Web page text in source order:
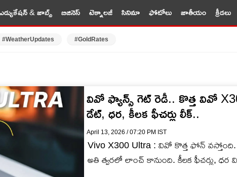
ఎడ్యుకేషన్ & జాబ్స్ బిజినెస్ టెక్నాలజీ సినిమా ఫోటోలు జాతీయం క్రీడలు
#WeatherUpdates #GoldRates
వివో ఫ్యాన్స్ గెట్ రెడీ.. కొత్త వివో
డేట్, ధర, కీలక ఫీచర్లు లీక్..
April 13, 2026 / 07:20 PM IST
Vivo X300 Ultra : వివో కొత్త ఫోన్
అతి త్వరలో లాంచ్ కానుంది. కీలక ఫీచర్లు,